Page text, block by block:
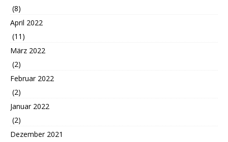
(8)
April 2022
(11)
März 2022
(2)
Februar 2022
(2)
Januar 2022
(2)
Dezember 2021